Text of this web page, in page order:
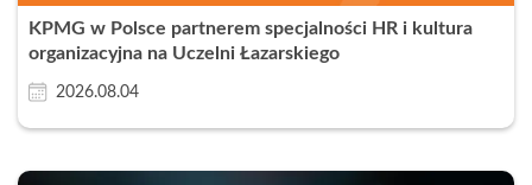
KPMG w Polsce partnerem specjalności HR i kultura
organizacyjna na Uczelni Łazarskiego
2026.08.04